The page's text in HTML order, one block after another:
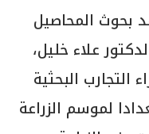
بحوث المحاصيل
علاء خليل،
البحثية
لموسم الزراعة